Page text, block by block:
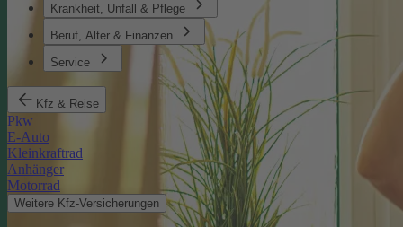
Krankheit, Unfall & Pflege
Beruf, Alter & Finanzen
Service
Kfz & Reise
Pkw
E-Auto
Kleinkraftrad
Anhänger
Motorrad
Weitere Kfz-Versicherungen